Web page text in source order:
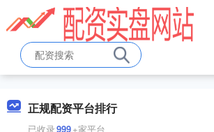
正规配资平台排行
已收录999+家平台